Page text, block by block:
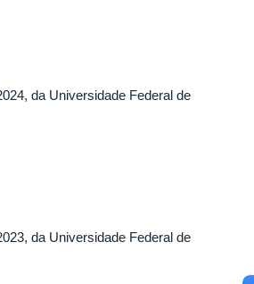
da Universidade Federal de
da Universidade Federal de